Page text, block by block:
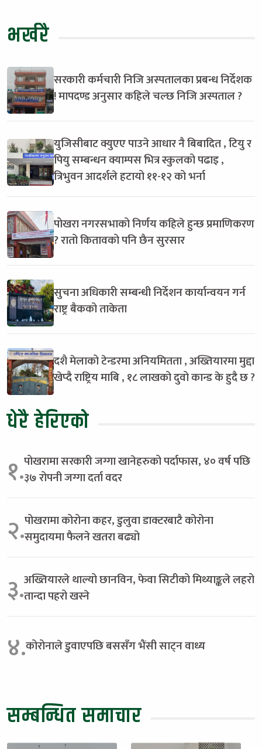
भर्खरै
सरकारी कर्मचारी निजि अस्पतालका प्रबन्ध निर्देशक
! मापदण्ड अनुसार कहिले चल्छ निजि अस्पताल ?
युजिसीबाट क्युएए पाउने आधार नै बिबादित , टियु र
पियु सम्बन्धन क्याम्पस भित्र स्कुलको पढाइ ,
त्रिभुवन आदर्शले हटायो ११-१२ को भर्ना
पोखरा नगरसभाको निर्णय कहिले हुन्छ प्रमाणिकरण
? रातो कितावको पनि छैन सुरसार
सुचना अधिकारी सम्बन्धी निर्देशन कार्यान्वयन गर्न
राष्ट्र बैकको ताकेता
दशै मेलाको टेन्डरमा अनियमितता , अख्तियारमा मुद्दा
खेप्दै राष्ट्रिय माबि , १८ लाखको दुवो कान्ड के हुदै छ ?
धेरै हेरिएको
१.पोखरामा सरकारी जग्गा खानेहरुको पर्दाफास, ४० वर्ष पछि
३७ रोपनी जग्गा दर्ता वदर
२.पोखरामा कोरोना कहर, डुलुवा डाक्टरबाटै कोरोना
समुदायमा फैलने खतरा बढ्यो
३.अख्तियारले थाल्यो छानविन, फेवा सिटीको मिथ्याङ्कले लहरो
तान्दा पहरो खस्ने
४.कोरोनाले डुवाएपछि बससँग भैंसी साट्न वाध्य
सम्बन्धित समाचार